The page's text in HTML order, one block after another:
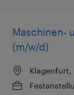
Maschinen-
(m/w/d)
Klagenfurt,